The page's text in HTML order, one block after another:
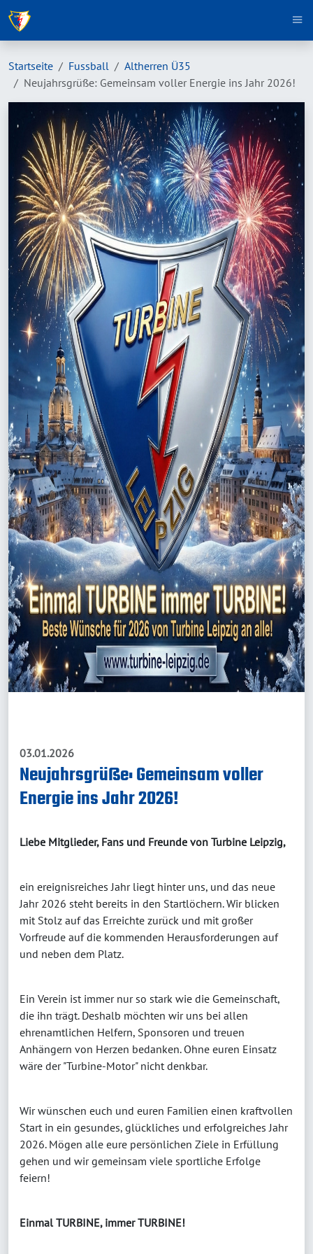
Startseite Fussball
Altherren Ü35
Neujahrsgrüße: Gemeinsam voller Energie ins Jahr 2026!
03.01.2026
Neujahrsgrüße: Gemeinsam voller
Energie ins Jahr 2026!
Liebe Mitglieder, Fans und Freunde von Turbine Leipzig,
ein ereignisreiches Jahr liegt hinter uns, und das neue
Jahr 2026 steht bereits in den Startlöchern. Wir blicken
mit Stolz auf das Erreichte zurück und mit großer
Vorfreude auf die kommenden Herausforderungen auf
und neben dem Platz.
Ein Verein ist immer nur so stark wie die Gemeinschaft,
die ihn trägt. Deshalb möchten wir uns bei allen
ehrenamtlichen Helfern, Sponsoren und treuen
Anhängern von Herzen bedanken. Ohne euren Einsatz
wäre der "Turbine-Motor" nicht denkbar.
Wir wünschen euch und euren Familien einen kraftvollen
Start in ein gesundes, glückliches und erfolgreiches Jahr
2026. Mögen alle eure persönlichen Ziele in Erfüllung
gehen und wir gemeinsam viele sportliche Erfolge
feiern!
Einmal TURBINE, immer TURBINE!